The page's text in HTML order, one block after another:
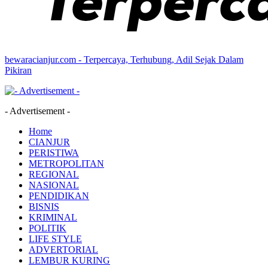
bewaracianjur.com - Terpercaya, Terhubung, Adil Sejak Dalam
Pikiran
- Advertisement -
Home
CIANJUR
PERISTIWA
METROPOLITAN
REGIONAL
NASIONAL
PENDIDIKAN
BISNIS
KRIMINAL
POLITIK
LIFE STYLE
ADVERTORIAL
LEMBUR KURING